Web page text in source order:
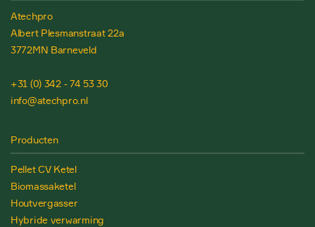
Atechpro
Albert Plesmanstraat 22a
3772MN Barneveld
+31 (0) 342 - 74 53 30
info@atechpro.nl
Producten
Pellet CV Ketel
Biomassaketel
Houtvergasser
Hybride verwarming